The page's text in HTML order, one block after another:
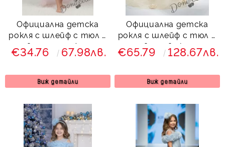
Официална детска
рокля с шлейф с тюл в
цвят пудра Ария
€34.76 67.98лв.
Виж детайли
Официална детска
рокля с шлейф с тюл и
цветя в eкрю
€65.79 128.67лв.
Виж детайли